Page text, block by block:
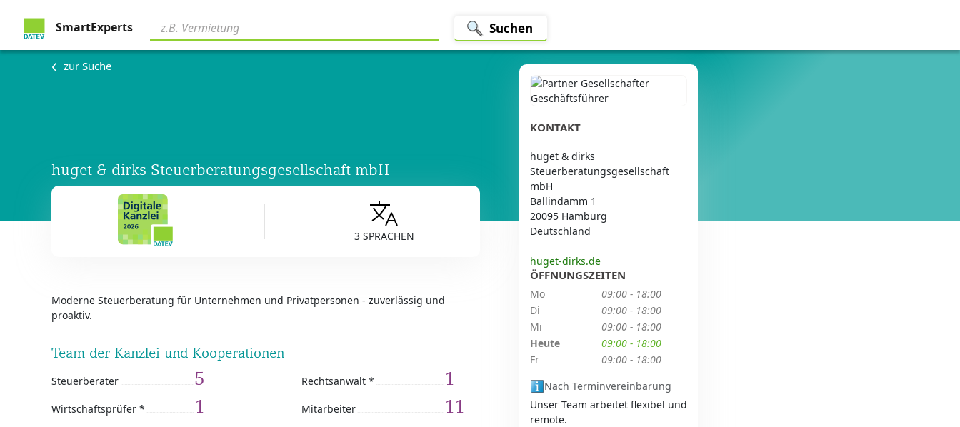
SmartExperts Suchen
zur Suche
huget & dirks Steuerberatungsgesellschaft mbH
3 SPRACHEN
Moderne Steuerberatung für Unternehmen und Privatpersonen - zuverlässig und
proaktiv.
Team der Kanzlei und Kooperationen
Steuerberater 5 Rechtsanwalt * 1
Wirtschaftsprüfer * 1 Mitarbeiter 11
KONTAKT
huget & dirks
Steuerberatungsgesellschaft
mbH
Ballindamm 1
20095 Hamburg
Deutschland
huget-dirks.de
ÖFFNUNGSZEITEN
Mo
09:00 - 18:00
Di
09:00 - 18:00
Mi
09:00 - 18:00
Heute
09:00 - 18:00
Fr
09:00 - 18:00
Nach Terminvereinbarung
Unser Team arbeitet flexibel und
remote.